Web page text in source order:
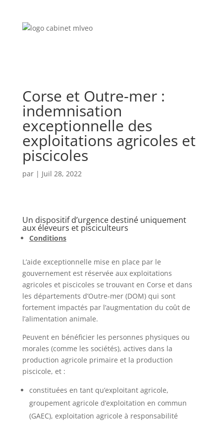
Corse et Outre-mer :
indemnisation
exceptionnelle des
exploitations agricoles et
piscicoles
par | Juil 28, 2022
Un dispositif d’urgence destiné uniquement
aux éleveurs et pisciculteurs
Conditions
L’aide exceptionnelle mise en place par le
gouvernement est réservée aux exploitations
agricoles et piscicoles se trouvant en Corse et dans
les départements d’Outre-mer (DOM) qui sont
fortement impactés par l’augmentation du coût de
l’alimentation animale.
Peuvent en bénéficier les personnes physiques ou
morales (comme les sociétés), actives dans la
production agricole primaire et la production
piscicole, et :
constituées en tant qu’exploitant agricole,
groupement agricole d’exploitation en commun
(GAEC), exploitation agricole à responsabilité